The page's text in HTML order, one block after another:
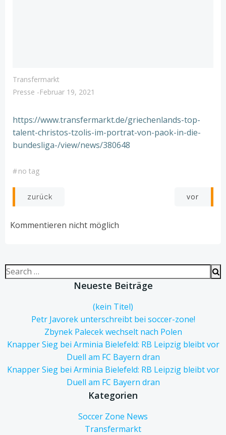
Transfermarkt
Presse -Februar 19, 2021
https://www.transfermarkt.de/griechenlands-top-
talent-christos-tzolis-im-portrat-von-paok-in-die-
bundesliga-/view/news/380648
#no tag
Post
navigation
zurück
navigation
vor
Kommentieren nicht möglich
Search
for:
Neueste Beiträge
(kein Titel)
Petr Javorek unterschreibt bei soccer-zone!
Zbynek Palecek wechselt nach Polen
Knapper Sieg bei Arminia Bielefeld: RB Leipzig bleibt vor
Duell am FC Bayern dran
Knapper Sieg bei Arminia Bielefeld: RB Leipzig bleibt vor
Duell am FC Bayern dran
Kategorien
Soccer Zone News
Transfermarkt